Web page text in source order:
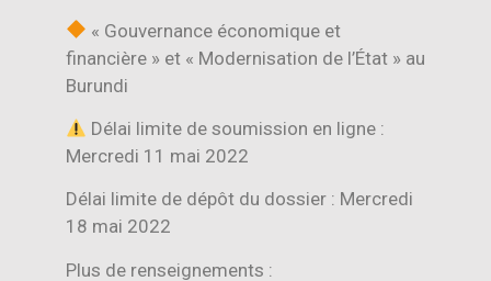
« Gouvernance économique et
financière » et « Modernisation de l’État » au
Burundi
Délai limite de soumission en ligne :
Mercredi 11 mai 2022
Délai limite de dépôt du dossier : Mercredi
18 mai 2022
Plus de renseignements :